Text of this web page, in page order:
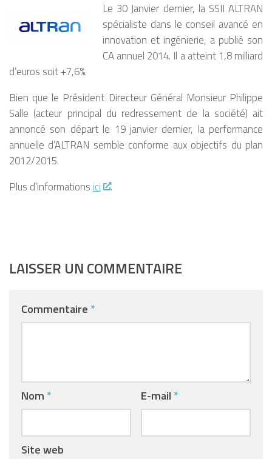
Le 30 Janvier dernier, la SSII ALTRAN
spécialiste dans le conseil avancé en
innovation et ingénierie, a publié son
CA annuel 2014. Il a atteint 1,8 milliard
d’euros soit +7,6%.
Bien que le Président Directeur Général Monsieur Philippe
Salle (acteur principal du redressement de la société) ait
annoncé son départ le 19 janvier dernier, la performance
annuelle d’ALTRAN semble conforme aux objectifs du plan
2012/2015.
Plus d’informations ici .
LAISSER UN COMMENTAIRE
Commentaire *
Nom * E-mail *
Site web